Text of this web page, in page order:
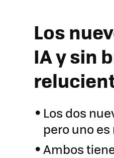
Los
IA y sin
Los dos
pero uno
Ambos